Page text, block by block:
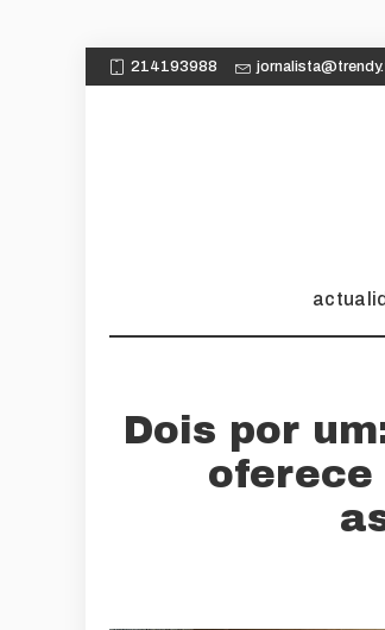
214193988
Dois por
oferece